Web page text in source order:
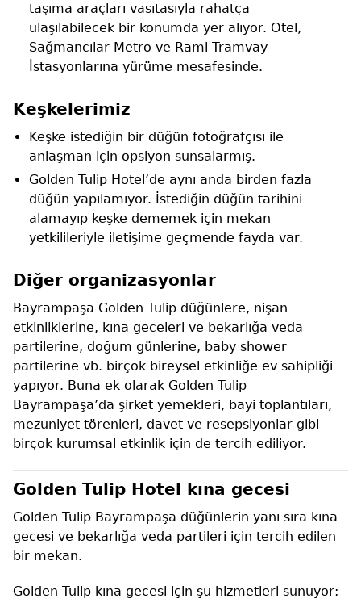
taşıma araçları vasıtasıyla rahatça
ulaşılabilecek bir konumda yer alıyor. Otel,
Sağmancılar Metro ve Rami Tramvay
İstasyonlarına yürüme mesafesinde.
Keşkelerimiz
Keşke istediğin bir düğün fotoğrafçısı ile
anlaşman için opsiyon sunsalarmış.
Golden Tulip Hotel’de aynı anda birden fazla
düğün yapılamıyor. İstediğin düğün tarihini
alamayıp keşke dememek için mekan
yetkilileriyle iletişime geçmende fayda var.
Diğer organizasyonlar
Bayrampaşa Golden Tulip düğünlere, nişan
etkinliklerine, kına geceleri ve bekarlığa veda
partilerine, doğum günlerine, baby shower
partilerine vb. birçok bireysel etkinliğe ev sahipliği
yapıyor. Buna ek olarak Golden Tulip
Bayrampaşa’da şirket yemekleri, bayi toplantıları,
mezuniyet törenleri, davet ve resepsiyonlar gibi
birçok kurumsal etkinlik için de tercih ediliyor.
Golden Tulip Hotel kına gecesi
Golden Tulip Bayrampaşa düğünlerin yanı sıra kına
gecesi ve bekarlığa veda partileri için tercih edilen
bir mekan.
Golden Tulip kına gecesi için şu hizmetleri sunuyor: